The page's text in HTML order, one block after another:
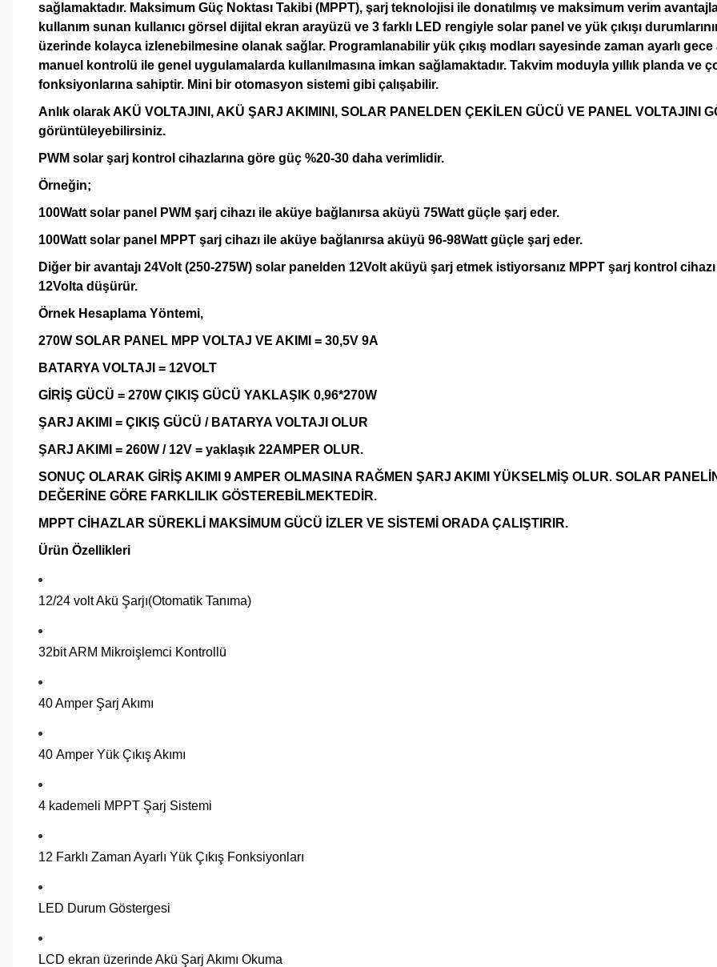
sağlamaktadır. Maksimum Güç Noktası Takibi (MPPT), şarj teknolojisi ile donatılmış ve maksimum verim
kullanım sunan kullanıcı görsel dijital ekran arayüzü ve 3 farklı LED rengiyle solar panel ve yük çıkışı
üzerinde kolayca izlenebilmesine olanak sağlar. Programlanabilir yük çıkış modları sayesinde zaman ayarlı gece
manuel kontrolü ile genel uygulamalarda kullanılmasına imkan sağlamaktadır. Takvim moduyla yıllık planda ve
fonksiyonlarına sahiptir. Mini bir otomasyon sistemi gibi çalışabilir.
Anlık olarak AKÜ VOLTAJINI, AKÜ ŞARJ AKIMINI, SOLAR PANELDEN ÇEKİLEN GÜCÜ VE PANEL VOLTAJINI
görüntüleyebilirsiniz.
PWM solar şarj kontrol cihazlarına göre güç %20-30 daha verimlidir.
Örneğin;
100Watt solar panel PWM şarj cihazı ile aküye bağlanırsa aküyü 75Watt güçle şarj eder.
100Watt solar panel MPPT şarj cihazı ile aküye bağlanırsa aküyü 96-98Watt güçle şarj eder.
Diğer bir avantajı 24Volt (250-275W) solar panelden 12Volt aküyü şarj etmek istiyorsanız MPPT şarj kontrol cihazı
12Volta düşürür.
Örnek Hesaplama Yöntemi,
270W SOLAR PANEL MPP VOLTAJ VE AKIMI = 30,5V 9A
BATARYA VOLTAJI = 12VOLT
GİRİŞ GÜCÜ = 270W ÇIKIŞ GÜCÜ YAKLAŞIK 0,96*270W
ŞARJ AKIMI = ÇIKIŞ GÜCÜ / BATARYA VOLTAJI OLUR
ŞARJ AKIMI = 260W / 12V = yaklaşık 22AMPER OLUR.
SONUÇ OLARAK GİRİŞ AKIMI 9 AMPER OLMASINA RAĞMEN ŞARJ AKIMI YÜKSELMİŞ OLUR. SOLAR
DEĞERİNE GÖRE FARKLILIK GÖSTEREBİLMEKTEDİR.
MPPT CİHAZLAR SÜREKLİ MAKSİMUM GÜCÜ İZLER VE SİSTEMİ ORADA ÇALIŞTIRIR.
Ürün Özellikleri
12/24 volt Akü Şarjı(Otomatik Tanıma)
32bit ARM Mikroişlemci Kontrollü
40 Amper Şarj Akımı
40 Amper Yük Çıkış Akımı
4 kademeli MPPT Şarj Sistemi
12 Farklı Zaman Ayarlı Yük Çıkış Fonksiyonları
LED Durum Göstergesi
LCD ekran üzerinde Akü Şarj Akımı Okuma